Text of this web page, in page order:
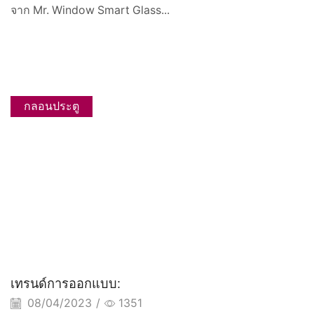
จาก Mr. Window Smart Glass...
กลอนประตู
เทรนด์การออกแบบ:
08/04/2023 / 1351